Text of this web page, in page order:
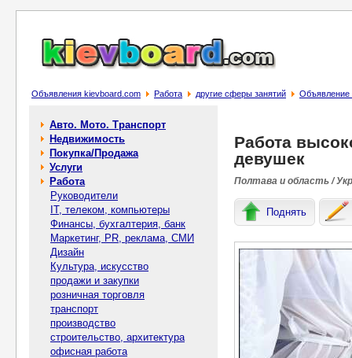
Объявления kievboard.com Работа другие сферы занятий Объявление
Авто. Мото. Транспорт
Недвижимость
Покупка/Продажа
Услуги
Работа
Руководители
IT, телеком, компьютеры
Финансы, бухгалтерия, банк
Маркетинг, PR, реклама, СМИ
Дизайн
Культура, искусство
продажи и закупки
розничная торговля
транспорт
производство
строительство, архитектура
офисная работа
Работа
девушек
Полтава и область /
Поднять